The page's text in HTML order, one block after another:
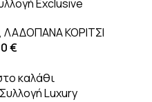
Exclusive
ΛΑΔΟΠΑΝΑ ΚΟΡΙΤΣΙ
€
καλάθι
Luxury